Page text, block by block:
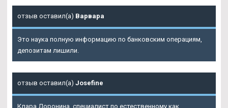
отзыв оставил(а) Варвара
Это наука полную информацию по банковским операциям,
депозитам лишили.
отзыв оставил(а) Josefine
Клара Доронина, специалист по естественному как